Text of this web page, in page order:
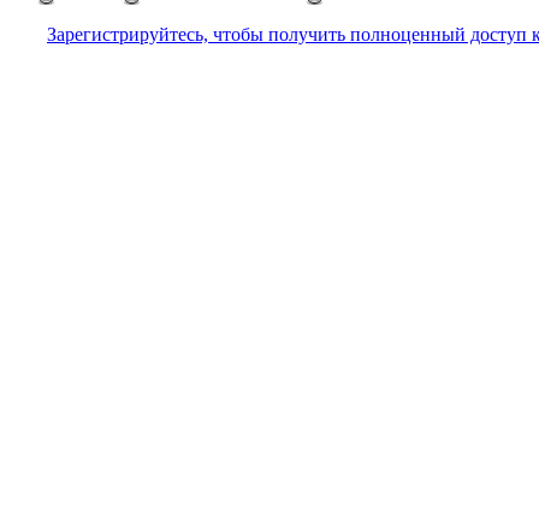
Зарегистрируйтесь, чтобы получить полноценный доступ